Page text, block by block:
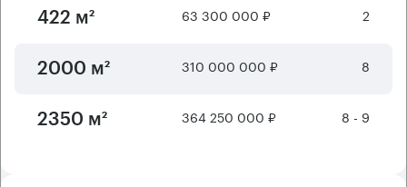
422 м² 63 300 000 ₽ 2
2000 м² 310 000 000 ₽ 8
2350 м² 364 250 000 ₽ 8 - 9